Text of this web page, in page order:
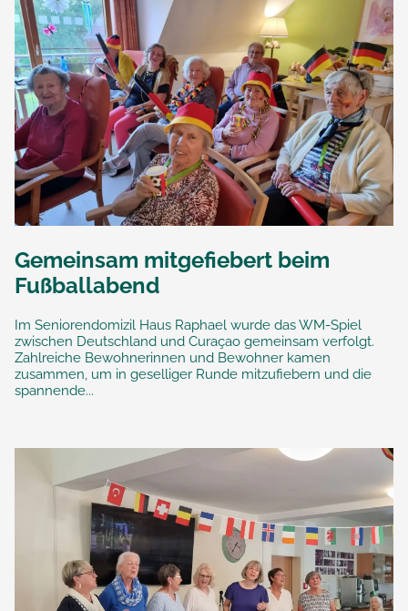
Gemeinsam mitgefiebert beim
Fußballabend
Im Seniorendomizil Haus Raphael wurde das WM-Spiel
zwischen Deutschland und Curaçao gemeinsam verfolgt.
Zahlreiche Bewohnerinnen und Bewohner kamen
zusammen, um in geselliger Runde mitzufiebern und die
spannende...